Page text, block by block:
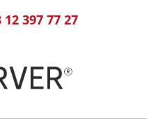
12 397 77 27